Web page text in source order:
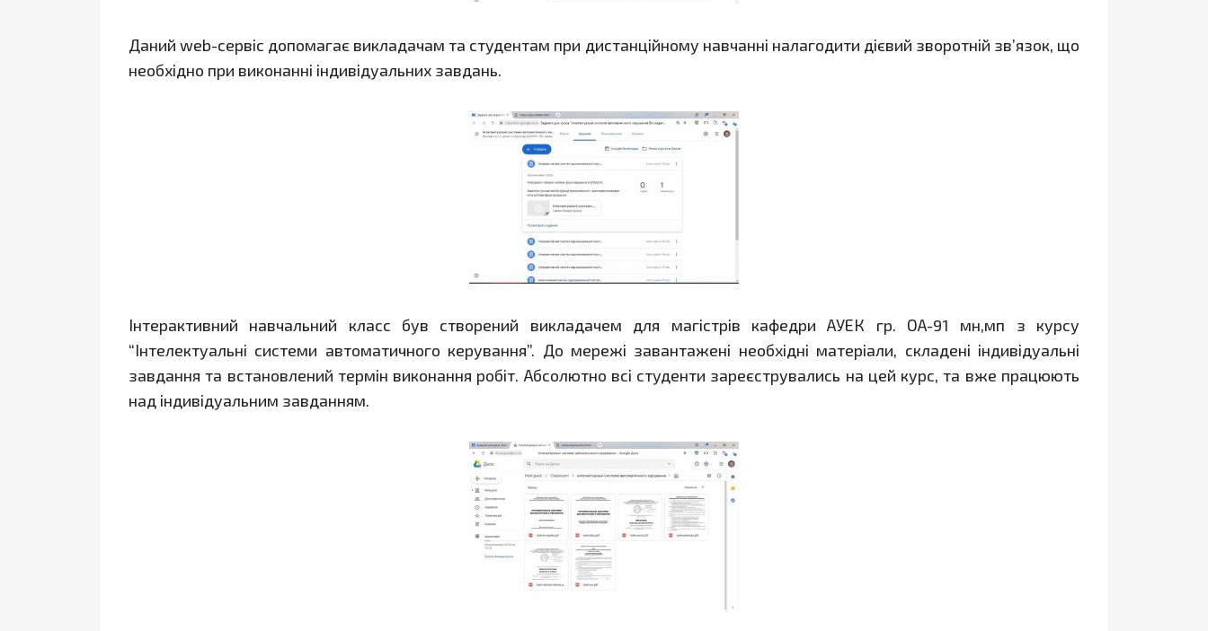
Даний web-сервіс допомагає викладачам та студентам при дистанційному навчанні налагодити дієвий зворотній зв’язок, що
необхідно при виконанні індивідуальних завдань.
Інтерактивний навчальний класс був створений викладачем для магістрів кафедри АУЕК гр. ОА-91 мн,мп з курсу
“Інтелектуальні системи автоматичного керування”. До мережі завантажені необхідні матеріали, складені індивідуальні
завдання та встановлений термін виконання робіт. Абсолютно всі студенти зареєструвались на цей курс, та вже працюють
над індивідуальним завданням.